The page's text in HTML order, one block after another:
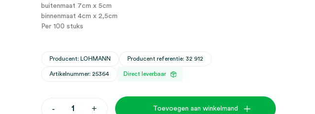
buitenmaat 7cm x 5cm
binnenmaat 4cm x 2,5cm
Per 100 stuks
Producent: LOHMANN Producent referentie: 32 912
Artikelnummer: 25364 Direct leverbaar
-Curapor
+ Toevoegen aan winkelmand